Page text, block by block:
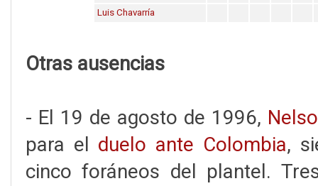
Luis Chavarría
Otras ausencias
- El 19 de agosto de 1996,
para el duelo ante Colombia,
cinco foráneos del plantel.